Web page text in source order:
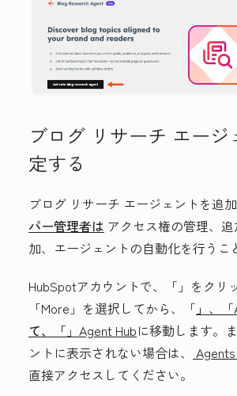
ブログ リサーチ エー
定する
ブログ リサーチ エージェントを追加
パー管理者は アクセス権の管理、
加、エージェントの自動化を行うこ
HubSpotアカウントで、「 」をクリ
「More」 を選択してから、「 」 、「
て、「 」Agent Hubに移動します。
ントに表示されない場合は、
Agents
直接アクセスしてください。